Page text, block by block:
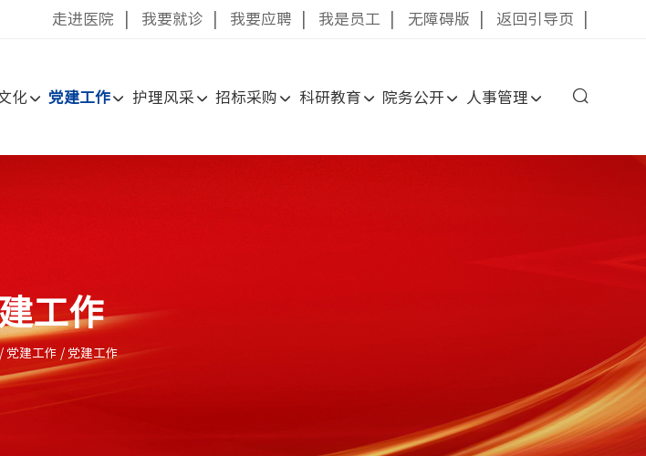
走进医院 我要就诊 我要应聘 我是员工 无障碍版 返回引导页
化 党建工作 护理风采 招标采购 科研教育 院务公开 人事管理
工作
/ 党建工作 / 党建工作